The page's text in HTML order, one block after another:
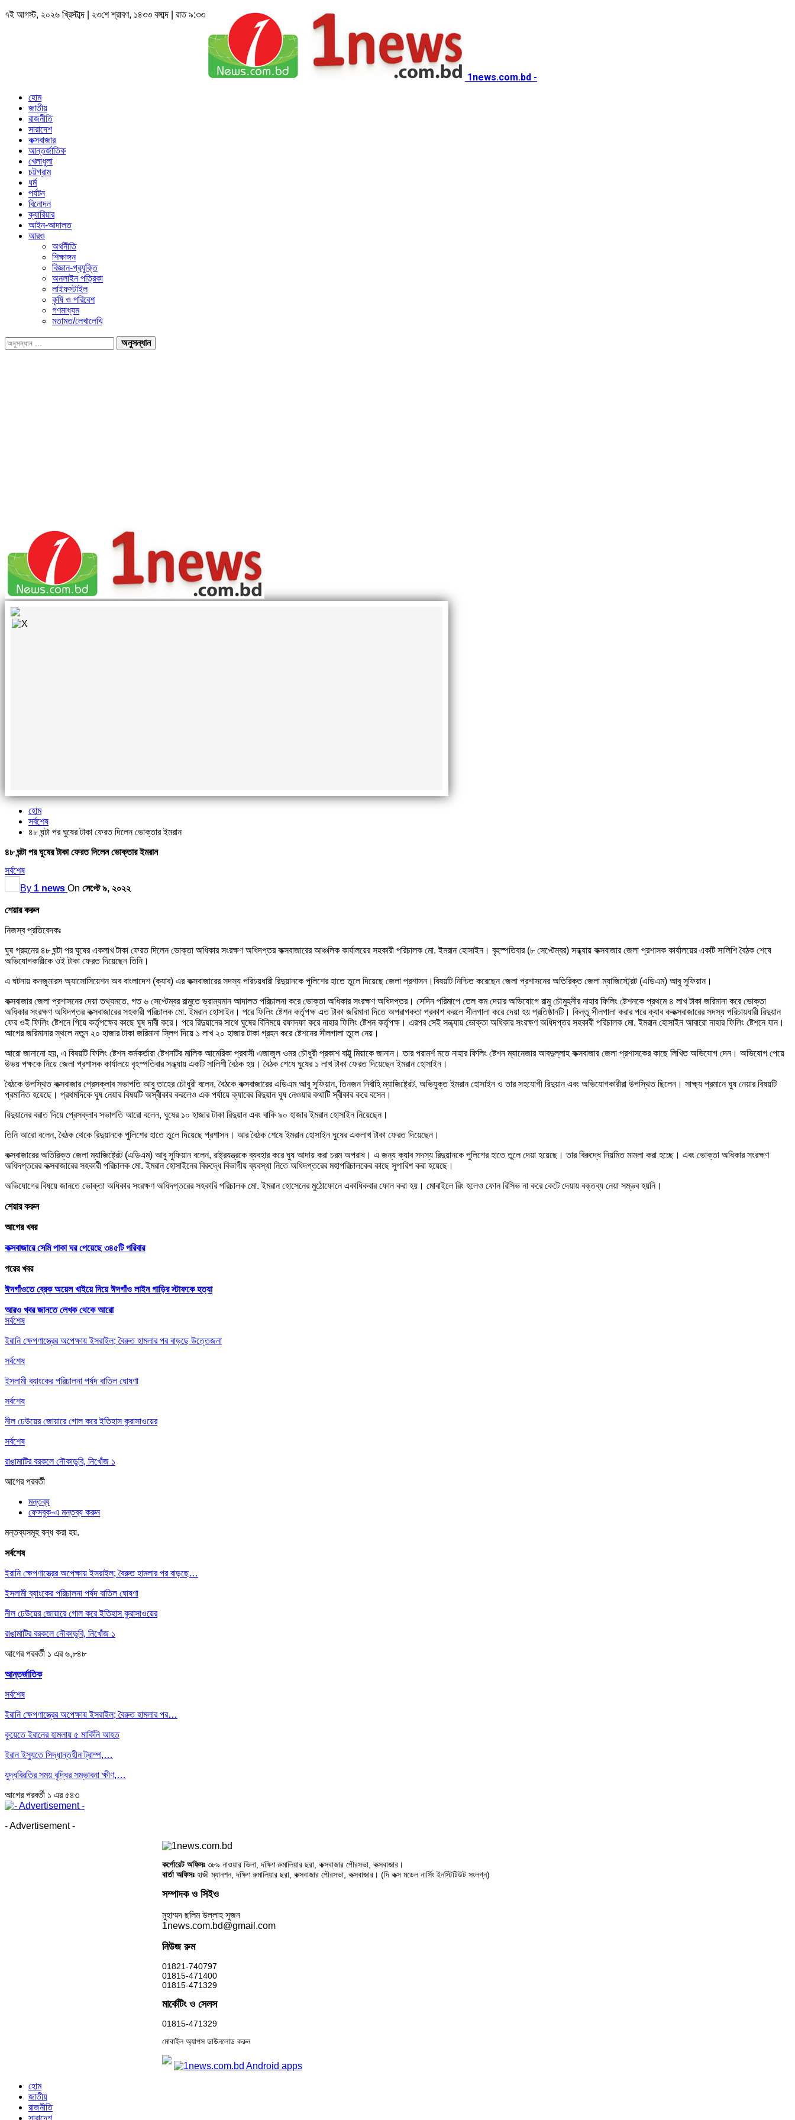
৭ই আগস্ট, ২০২৬ খ্রিস্টাব্দ | ২৩শে শ্রাবণ, ১৪৩৩ বঙ্গাব্দ | রাত ৯:৩৩
1news.com.bd -
হোম
জাতীয়
রাজনীতি
সারাদেশ
কক্সবাজার
আন্তর্জাতিক
খেলাধুলা
চট্টগ্রাম
ধর্ম
পর্যটন
বিনোদন
ক্যারিয়ার
আইন-আদালত
আরও
অর্থনীতি
শিক্ষাঙ্গন
বিজ্ঞান-প্রযুক্তি
অনলাইন পত্রিকা
লাইফস্টাইল
কৃষি ও পরিবেশ
গণমাধ্যম
মতামত/লেখালেখি
হোম
সর্বশেষ
৪৮ ঘন্টা পর ঘুষের টাকা ফেরত দিলেন ভোক্তার ইমরান
৪৮ ঘন্টা পর ঘুষের টাকা ফেরত দিলেন ভোক্তার ইমরান
সর্বশেষ
By 1 news On সেপ্টে ৯, ২০২২
শেয়ার করুন
নিজস্ব প্রতিবেদকঃ
ঘুষ গ্রহনের ৪৮ ঘন্টা পর ঘুষের একলাখ টাকা ফেরত দিলেন ভোক্তা অধিকার সংরক্ষণ অধিদপ্তর কক্সবাজারের আঞ্চলিক কার্যালয়ের সহকারী পরিচালক মো. ইমরান হোসাইন। বৃহস্পতিবার (৮ সেপ্টেম্বর) সন্ধ্যায় কক্সবাজার জেলা প্রশাসক কার্যালয়ের একটি সালিশি বৈঠক শেষে
অভিযোগকারীকে ওই টাকা ফেরত দিয়েছেন তিনি।
এ ঘটনায় কনজুমারস অ্যাসোসিয়েশন অব বাংলাদেশ (ক্যাব) এর কক্সবাজারের সদস্য পরিচয়ধারী রিদুয়ানকে পুলিশের হাতে তুলে দিয়েছে জেলা প্রশাসন।বিষয়টি নিশ্চিত করেছেন জেলা প্রশাসনের অতিরিক্ত জেলা ম্যাজিস্ট্রেট (এডিএম) আবু সুফিয়ান।
কক্সবাজার জেলা প্রশাসনের দেয়া তথ্যমতে, গত ৬ সেপ্টেম্বর রামুতে ভ্রাম্যমান আদালত পরিচালনা করে ভোক্তা অধিকার সংরক্ষণ অধিদপ্তর। সেদিন পরিমাপে তেল কম দেয়ার অভিযোগে রামু চৌমুহনীর নাহার ফিলিং ষ্টেশনকে প্রথমে ৪ লাখ টাকা জরিমানা করে ভোক্তা
অধিকার সংরক্ষণ অধিদপ্তর কক্সবাজারের সহকারী পরিচালক মো. ইমরান হোসাইন। পরে ফিলিং ষ্টেশন কর্তৃপক্ষ এত টাকা জরিমানা দিতে অপরাগকতা প্রকাশ করলে সীলগালা করে দেয়া হয় প্রতিষ্ঠানটি। কিন্তু সীলগালা করার পরে ক্যাব ককক্সবাজারের সদস্য পরিচায়ধারী রিদুয়ান
ফের ওই ফিলিং ষ্টেশনে গিয়ে কর্তৃপক্ষের কাছে ঘুষ দাবী করে। পরে রিদুয়ানের সাথে ঘুষের বিনিময়ে রফাদফা করে নাহার ফিলিং ষ্টেশন কর্তৃপক্ষ। এরপর সেই সন্ধ্যায় ভোক্তা অধিকার সংরক্ষণ অধিদপ্তর সহকারী পরিচালক মো. ইমরান হোসাইন আবারো নাহার ফিলিং ষ্টেশনে যান।
আগের জরিমানার স্থলে নতুন ২০ হাজার টাকা জরিমানা স্লিপ দিয়ে ১ লাখ ২০ হাজার টাকা গ্রহন করে ষ্টেশনের সীলগালা তুলে নেয়।
আরো জানানো হয়, এ বিষয়টি ফিলিং ষ্টেশন কর্মকর্তারা ষ্টেশনটির মালিক আমেরিকা প্রবাসী এজাজুল ওমর চৌধুরী প্রকাশ বাট্টু মিয়াকে জানান। তার পরামর্শ মতে নাহার ফিলিং ষ্টেশন ম্যানেজার আবদুল্লাহ কক্সবাজার জেলা প্রশাসকের কাছে লিখিত অভিযোগ দেন। অভিযোগ পেয়ে
উভয় পক্ষকে নিয়ে জেলা প্রশাসক কার্যালয়ে বৃহস্পতিবার সন্ধ্যায় একটি সালিশী বৈঠক হয়। বৈঠক শেষে ঘুষের ১ লাখ টাকা ফেরত দিয়েছেন ইমরান হোসাইন।
বৈঠকে উপস্থিত কক্সবাজার প্রেসক্লাব সভাপতি আবু তাহের চৌধুরী বলেন, বৈঠকে কক্সবাজারের এডিএম আবু সুফিয়ান, তিনজন নির্বাহি ম্যাজিষ্ট্রেট, অভিযুক্ত ইমরান হোসাইন ও তার সহযোগী রিদুয়ান এবং অভিযোগকারীরা উপস্থিত ছিলেন। সাক্ষ্য প্রমানে ঘুষ নেয়ার বিষয়টি
প্রমানিত হয়েছে। প্রথমদিকে ঘুষ নেয়ার বিষয়টি অস্বীকার করলেও এক পর্যায়ে ক্যাবের রিদুয়ান ঘুষ নেওয়ার কথাটি স্বীকার করে বসেন।
রিদুয়ানের বরাত দিয়ে প্রেসক্লাব সভাপতি আরো বলেন, ঘুষের ১০ হাজার টাকা রিদুয়ান এবং বাকি ৯০ হাজার ইমরান হোসাইন নিয়েছেন।
তিনি আরো বলেন, বৈঠক থেকে রিদুয়ানকে পুলিশের হাতে তুলে দিয়েছে প্রশাসন। আর বৈঠক শেষে ইমরান হোসাইন ঘুষের একলাখ টাকা ফেরত দিয়েছেন।
কক্সবাজারের অতিরিক্ত জেলা ম্যাজিষ্ট্রেট (এডিএম) আবু সুফিয়ান বলেন, রাষ্ট্রযন্ত্রকে ব্যবহার করে ঘুষ আদায় করা চরম অপরাধ। এ জন্য ক্যাব সদস্য রিদুয়ানকে পুলিশের হাতে তুলে দেয়া হয়েছে। তার বিরুদ্ধে নিয়মিত মামলা করা হচ্ছে। এবং ভোক্তা অধিকার সংরক্ষণ
অধিদপ্তরের কক্সবাজারের সহকারী পরিচালক মো. ইমরান হোসাইনের বিরুদ্ধে বিভাগীয় ব্যবস্থা নিতে অধিদপ্তরের মহাপরিচালকের কাছে সুপারিশ করা হয়েছে।
অভিযোগের বিষয়ে জানতে ভোক্তা অধিকার সংরক্ষণ অধিদপ্তরের সহকারি পরিচালক মো. ইমরান হোসেনের মুঠোফোনে একাধিকবার ফোন করা হয়। মোবাইলে রিং হলেও ফোন রিসিভ না করে কেটে দেয়ায় বক্তব্য নেয়া সম্ভব হয়নি।
শেয়ার করুন
আগের খবর
কক্সবাজারে সেমি পাকা ঘর পেয়েছে ৩৪৫টি পরিবার
পরের খবর
ঈদগাঁওতে ব্রেক অয়েল খাইয়ে দিয়ে ঈদগাঁও লাইন গাড়ির স্টাফকে হত্যা
আরও খবর জানতে লেখক থেকে আরো
সর্বশেষ
ইরানি ক্ষেপণাস্ত্রের অপেক্ষায় ইসরাইল; বৈরুত হামলার পর বাড়ছে উত্তেজনা
সর্বশেষ
ইসলামী ব্যাংকের পরিচালনা পর্ষদ বাতিল ঘোষণা
সর্বশেষ
নীল ঢেউয়ের জোয়ারে গোল করে ইতিহাস কুরাসাওয়ের
সর্বশেষ
রাঙামাটির বরকলে নৌকাডুবি, নিখোঁজ ১
আগেরপরবর্তী
মন্তব্য
ফেসবুক-এ মন্তব্য করুন
মন্তব্যসমূহ বন্ধ করা হয়.
সর্বশেষ
ইরানি ক্ষেপণাস্ত্রের অপেক্ষায় ইসরাইল; বৈরুত হামলার পর বাড়ছে…
ইসলামী ব্যাংকের পরিচালনা পর্ষদ বাতিল ঘোষণা
নীল ঢেউয়ের জোয়ারে গোল করে ইতিহাস কুরাসাওয়ের
রাঙামাটির বরকলে নৌকাডুবি, নিখোঁজ ১
আগেরপরবর্তী ১ এর ৬,৮৪৮
আন্তর্জাতিক
সর্বশেষ
ইরানি ক্ষেপণাস্ত্রের অপেক্ষায় ইসরাইল; বৈরুত হামলার পর…
কুয়েতে ইরানের হামলায় ৫ মার্কিনি আহত
ইরান ইস্যুতে সিদ্ধান্তহীন ট্রাম্প,…
যুদ্ধবিরতির সময় বৃদ্ধির সম্ভাবনা ক্ষীণ,…
আগেরপরবর্তী ১ এর ৫৪৩
- Advertisement -
কর্পোরেট অফিসঃ৩৮৯ নাওয়ার ভিলা, দক্ষিণ রুমালিয়ার ছরা, কক্সবাজার পৌরসভা, কক্সবাজার।
বার্তা অফিসঃ হাজী ম্যানশন, দক্ষিণ রুমালিয়ার ছরা, কক্সবাজার পৌরসভা, কক্সবাজার। (দি কক্স মডেল নার্সিং ইনস্টিটিউট সংলগ্ন)
সম্পাদক ও সিইও
মুহাম্মদ ছলিম উল্লাহ সুজন
1news.com.bd@gmail.com
নিউজ রুম
01821-740797
01815-471400
01815-471329
মার্কেটিং ও সেলস
01815-471329
মোবাইল অ্যাপস ডাউনলোড করুন
হোম
জাতীয়
রাজনীতি